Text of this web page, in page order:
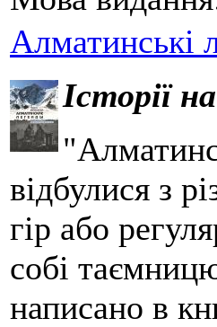
Алматинські
Історії
відбулися з
гір або
собі
написано в